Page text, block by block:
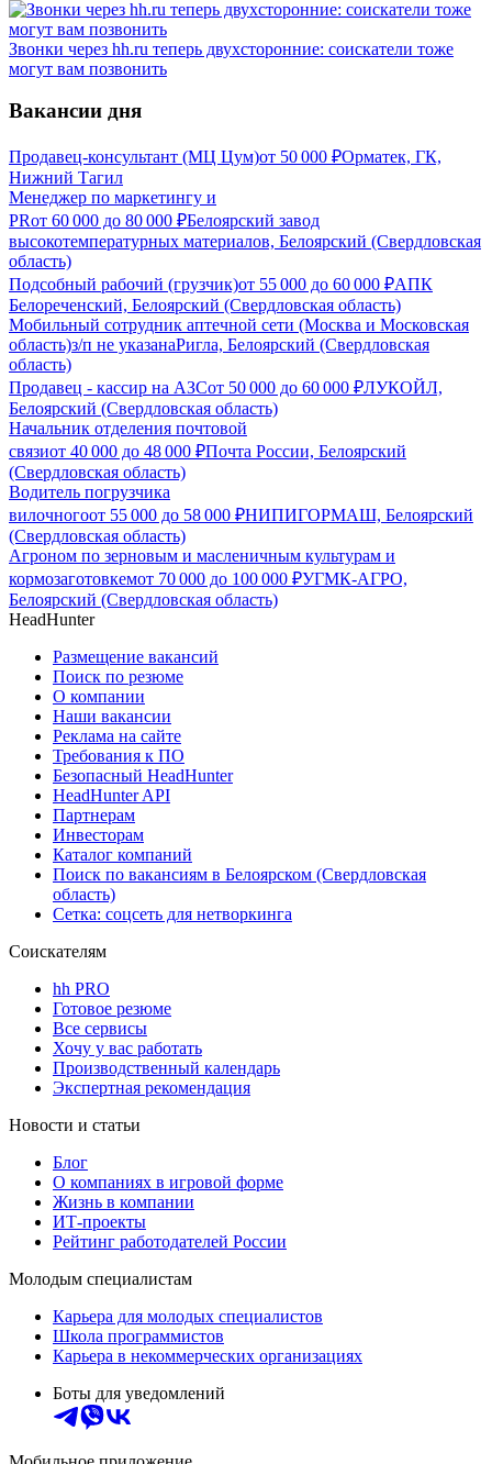
Звонки через hh.ru теперь двухсторонние: соискатели тоже
могут вам позвонить
Вакансии дня
Продавец-консультант (МЦ Цум)от 50 000 ₽Орматек, ГК,
Нижний Тагил
Менеджер по маркетингу и
PRот 60 000 до 80 000 ₽Белоярский завод
высокотемпературных материалов, Белоярский (Свердловская
область)
Подсобный рабочий (грузчик)от 55 000 до 60 000 ₽АПК
Белореченский, Белоярский (Свердловская область)
Мобильный сотрудник аптечной сети (Москва и Московская
область)з/п не указанаРигла, Белоярский (Свердловская
область)
Продавец - кассир на АЗСот 50 000 до 60 000 ₽ЛУКОЙЛ,
Белоярский (Свердловская область)
Начальник отделения почтовой
связиот 40 000 до 48 000 ₽Почта России, Белоярский
(Свердловская область)
Водитель погрузчика
вилочногоот 55 000 до 58 000 ₽НИПИГОРМАШ, Белоярский
(Свердловская область)
Агроном по зерновым и масленичным культурам и
кормозаготовкемот 70 000 до 100 000 ₽УГМК-АГРО,
Белоярский (Свердловская область)
HeadHunter
Размещение вакансий
Поиск по резюме
О компании
Наши вакансии
Реклама на сайте
Требования к ПО
Безопасный HeadHunter
HeadHunter API
Партнерам
Инвесторам
Каталог компаний
Поиск по вакансиям в Белоярском (Свердловская
область)
Сетка: соцсеть для нетворкинга
Соискателям
hh PRO
Готовое резюме
Все сервисы
Хочу у вас работать
Производственный календарь
Экспертная рекомендация
Новости и статьи
Блог
О компаниях в игровой форме
Жизнь в компании
ИТ-проекты
Рейтинг работодателей России
Молодым специалистам
Карьера для молодых специалистов
Школа программистов
Карьера в некоммерческих организациях
Боты для уведомлений